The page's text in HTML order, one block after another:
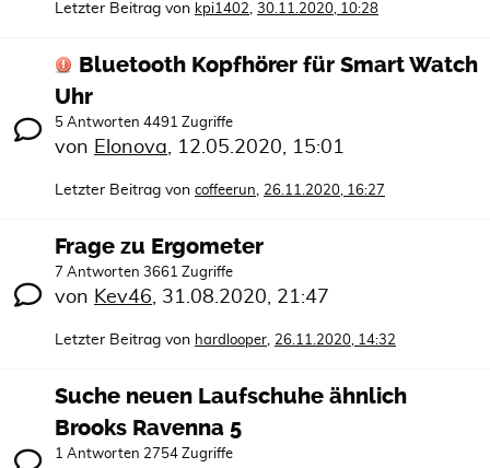
Letzter Beitrag von kpi1402, 30.11.2020, 10:28
Bluetooth Kopfhörer für Smart Watch
Uhr
5 Antworten 4491 Zugriffe
von Elonova, 12.05.2020, 15:01
Letzter Beitrag von coffeerun, 26.11.2020, 16:27
Frage zu Ergometer
7 Antworten 3661 Zugriffe
von Kev46, 31.08.2020, 21:47
Letzter Beitrag von hardlooper, 26.11.2020, 14:32
Suche neuen Laufschuhe ähnlich
Brooks Ravenna 5
1 Antworten 2754 Zugriffe